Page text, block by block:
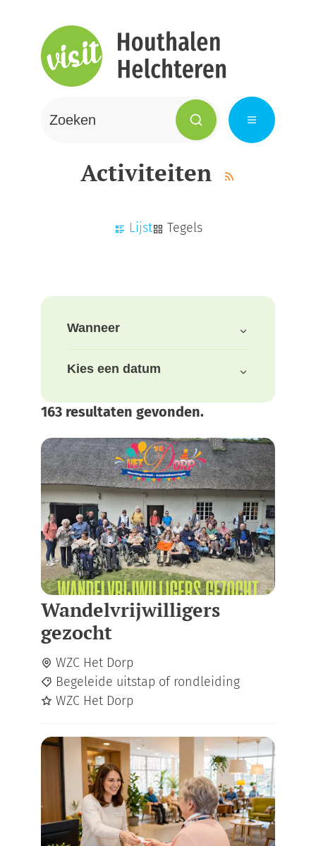
Visit Houthalen-Helchteren
Zoeken Menu
Activiteiten
Rss
Lijst
Tegels
Verfijn of wijzig resultaten
Wanneer
Kies een datum
163 resultaten gevonden.
Wandelvrijwilligers
gezocht
WZC Het Dorp
Begeleide uitstap of rondleiding
WZC Het Dorp